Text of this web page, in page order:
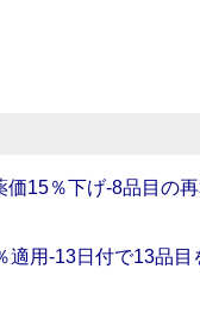
価15％下げ‐8品目の
適用‐13日付で13品